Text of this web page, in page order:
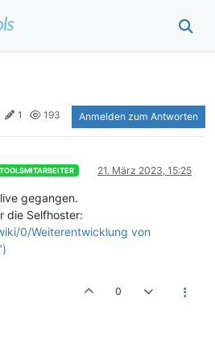
1 193 Anmelden zum Antworten
21. März 2023, 15:25
gegangen.
die Selfhoster:
0/Weiterentwicklung von
0